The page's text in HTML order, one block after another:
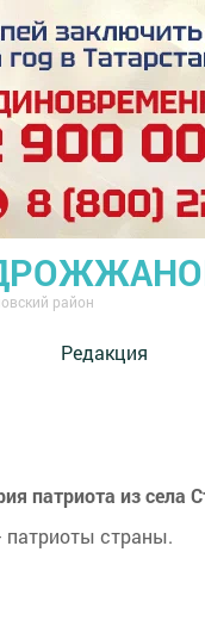
район
Редакция
патриота из
патриоты страны.